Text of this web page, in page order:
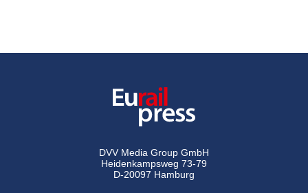
DVV Media Group GmbH
Heidenkampsweg 73-79
D-20097 Hamburg